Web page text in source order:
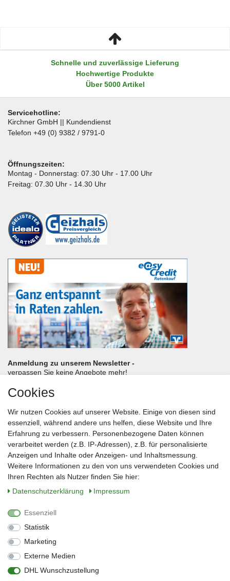
Schnelle und zuverlässige Lieferung
Hochwertige Produkte
Über 5000 Artikel
Servicehotline:
Kirchner GmbH || Kundendienst
Telefon +49 (0) 9382 / 9791-0
Öffnungszeiten:
Montag - Donnerstag: 07.30 Uhr - 17.00 Uhr
Freitag: 07.30 Uhr - 14.30 Uhr
Anmeldung zu unserem Newsletter -
verpassen Sie keine Angebote mehr!
Nachname*
E-Mail*
Sie können den Newsletter jederzeit kostenlos abbestellen.
** gilt für Lieferungen innerhalb Deutschlands, Lieferzeiten für andere Länder
entnehmen Sie bitte der Schaltfläche mit den Versandinformationen
Widerrufs­recht
Kontakt
Barrierefreiheitserklärung
Cookies
Wir nutzen Cookies auf unserer Website. Einige von diesen sind
essenziell, während andere uns helfen, diese Website und Ihre
Erfahrung zu verbessern. Personenbezogene Daten können
verarbeitet werden (z.B. IP-Adressen), z.B. für personalisierte
Anzeigen und Inhalte oder Anzeigen- und Inhaltsmessung.
Weitere Informationen zu den von uns verwendeten Cookies und
Ihren Rechten als Nutzer finden Sie hier:
Daten­schutz­erklärung
Impressum
Essenziell
Statistik
Marketing
Externe Medien
DHL Wunschzustellung